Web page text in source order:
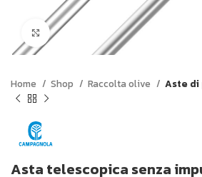
Click to enlarge
Home Shop Raccolta olive Aste
Asta telescopica senza